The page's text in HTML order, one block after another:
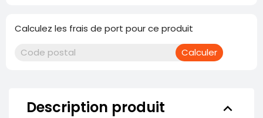
Calculez les frais de port pour ce produit
Calculer
Description produit keyboard_arrow_down